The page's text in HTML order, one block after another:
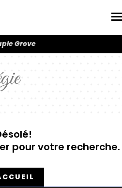
Grove
pour votre recherche.